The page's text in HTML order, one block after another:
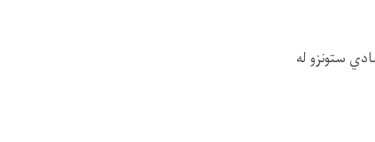
ستونزو له